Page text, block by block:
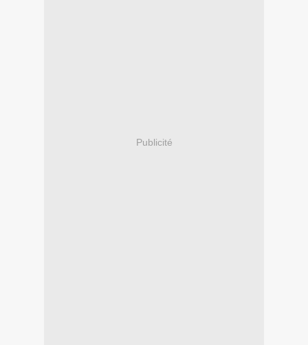
Publicité